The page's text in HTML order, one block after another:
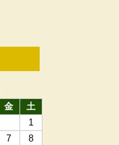
金
土
1
7
8